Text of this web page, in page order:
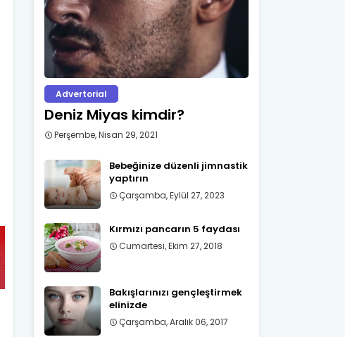
Advertorial
Deniz Miyas kimdir?
Perşembe, Nisan 29, 2021
Bebeğinize düzenli jimnastik
yaptırın
Çarşamba, Eylül 27, 2023
Kırmızı pancarın 5 faydası
Cumartesi, Ekim 27, 2018
Bakışlarınızı gençleştirmek
elinizde
Çarşamba, Aralık 06, 2017